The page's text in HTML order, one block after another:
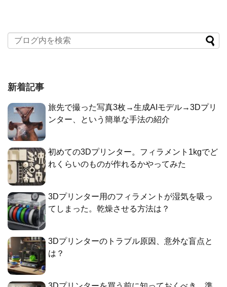
新着記事
旅先で撮った写真3枚→生成AIモデル→3Dプリ
ンター、という簡単な手法の紹介
初めての3Dプリンター。フィラメント1kgでど
れくらいのものが作れるかやってみた
3Dプリンター用のフィラメントが湿気を吸っ
てしまった。乾燥させる方法は？
3Dプリンターのトラブル原因、意外な盲点と
は？